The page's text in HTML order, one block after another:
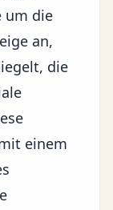
um die
an,
die
einem